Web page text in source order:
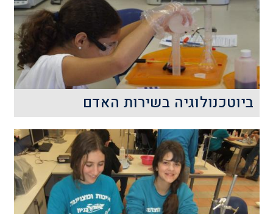
קרא עוד
בסדנת ביוטכנולוגיה בשירות האדם נעשית
סלילת הדרך הראשונית לשם הבנת
החשיבות של מדע בסיסי ויישומו בתחומי
החיים השונים.
ביוטכנולוגיה בשירות האדם